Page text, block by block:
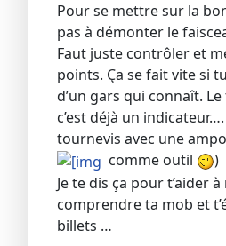
Pour se mettre sur la
pas à démonter le
Faut juste contrôler et
points. Ça se fait vite si
d’un gars qui connaît.
c’est déjà un
tournevis avec une
comme outil
)
Je te dis ça pour t’aider
comprendre ta mob et
billets …